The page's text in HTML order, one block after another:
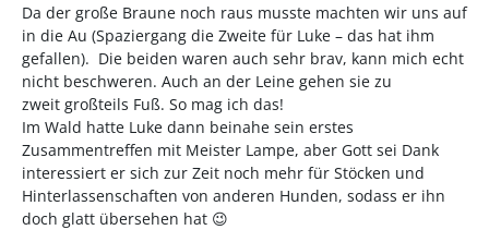
Da der große Braune noch raus musste machten wir uns auf
in die Au (Spaziergang die Zweite für Luke – das hat ihm
gefallen). Die beiden waren auch sehr brav, kann mich echt
nicht beschweren. Auch an der Leine gehen sie zu
zweit großteils Fuß. So mag ich das!
Im Wald hatte Luke dann beinahe sein erstes
Zusammentreffen mit Meister Lampe, aber Gott sei Dank
interessiert er sich zur Zeit noch mehr für Stöcken und
Hinterlassenschaften von anderen Hunden, sodass er ihn
doch glatt übersehen hat 😉